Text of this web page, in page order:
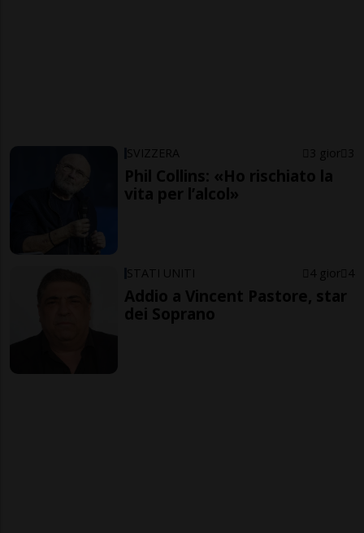
SVIZZERA 3 gior 3
Phil Collins: «Ho rischiato la
vita per l’alcol»
STATI UNITI 4 gior 4
Addio a Vincent Pastore, star
dei Soprano